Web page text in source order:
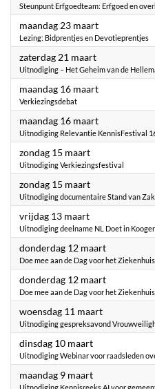
Steunpunt Erfgoedteam: Erfgoed en
maandag 23 maart2026
Lezing: Bidprentjes en Devotieprentjes
zaterdag 21 maart2026
Uitnodiging – Het Geheim van de
maandag 16 maart2026
Verkiezingsdebat
maandag 16 maart2026
Uitnodiging Relevantie KennisFestival
zondag 15 maart2026
Uitnodiging Verkiezingsfestival
zondag 15 maart2026
Uitnodiging documentaire Stand van
vrijdag 13 maart2026
Uitnodiging deelname NL Doet in
donderdag 12 maart2026
Doe mee aan de Dag voor het
donderdag 12 maart2026
Doe mee aan de Dag voor het
woensdag 11 maart2026
Uitnodiging gespreksavond
dinsdag 10 maart2026
Uitnodiging Webinar voor raadsleden
maandag 9 maart2026